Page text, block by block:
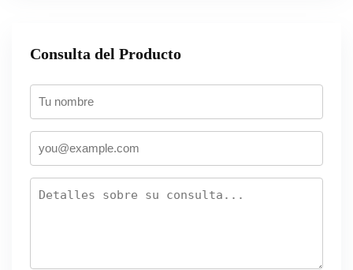
Consulta del Producto